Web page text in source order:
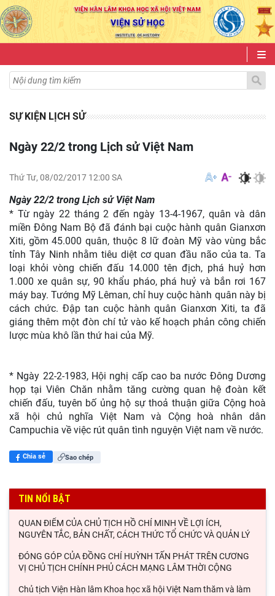
SỰ KIỆN LỊCH SỬ
Ngày 22/2 trong Lịch sử Việt Nam
Thứ Tư, 08/02/2017 12:00 SA
Ngày 22/2 trong Lịch sử Việt Nam
* Từ ngày 22 tháng 2 đến ngày 13-4-1967, quân và dân
miền Đông Nam Bộ đã đánh bại cuộc hành quân Gianxơn
Xiti, gồm 45.000 quân, thuộc 8 lữ đoàn Mỹ vào vùng bắc
tỉnh Tây Ninh nhằm tiêu diệt cơ quan đầu não của ta. Ta
loại khỏi vòng chiến đấu 14.000 tên địch, phá huỷ hơn
1.000 xe quân sự, 90 khẩu pháo, phá huỷ và bắn rơi 167
máy bay. Tướng Mỹ Lêman, chỉ huy cuộc hành quân này bị
cách chức. Đập tan cuộc hành quân Gianxơn Xiti, ta đã
giáng thêm một đòn chí tử vào kế hoạch phản công chiến
lược mùa khô lần thứ hai của Mỹ.
* Ngày 22-2-1983, Hội nghị cấp cao ba nước Đông Dương
họp tại Viên Chăn nhằm tăng cường quan hệ đoàn kết
chiến đấu, tuyên bố ủng hộ sự thoả thuận giữa Cộng hoà
xã hội chủ nghĩa Việt Nam và Cộng hoà nhân dân
Campuchia về việc rút quân tình nguyện Việt nam về nước.
Chia sẻ Sao chép
TIN NỔI BẬT
QUAN ĐIỂM CỦA CHỦ TỊCH HỒ CHÍ MINH VỀ LỢI ÍCH,
NGUYÊN TẮC, BẢN CHẤT, CÁCH THỨC TỔ CHỨC VÀ QUẢN LÝ
ĐÓNG GÓP CỦA ĐỒNG CHÍ HUỲNH TẤN PHÁT TRÊN CƯƠNG
VỊ CHỦ TỊCH CHÍNH PHỦ CÁCH MẠNG LÂM THỜI CỘNG
Chủ tịch Viện Hàn lâm Khoa học xã hội Việt Nam thăm và làm